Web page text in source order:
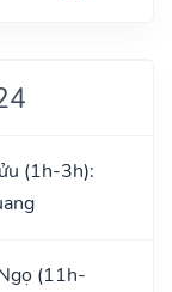
(1h-3h):
(11h-